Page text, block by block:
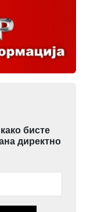
бисте
директно